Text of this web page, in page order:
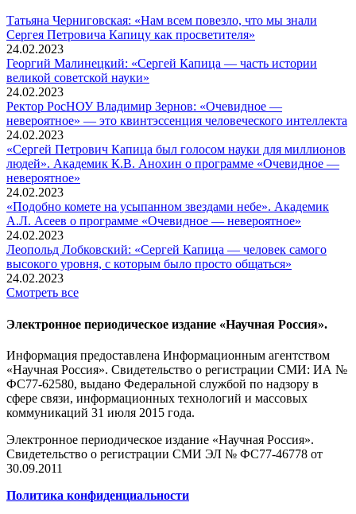
Татьяна Черниговская: «Нам всем повезло, что мы знали
Сергея Петровича Капицу как просветителя»
24.02.2023
Георгий Малинецкий: «Сергей Капица — часть истории
великой советской науки»
24.02.2023
Ректор РосНОУ Владимир Зернов: «Очевидное —
невероятное» — это квинтэссенция человеческого интеллекта
24.02.2023
«Сергей Петрович Капица был голосом науки для миллионов
людей». Академик К.В. Анохин о программе «Очевидное —
невероятное»
24.02.2023
«Подобно комете на усыпанном звездами небе». Академик
А.Л. Асеев о программе «Очевидное — невероятное»
24.02.2023
Леопольд Лобковский: «Сергей Капица — человек самого
высокого уровня, с которым было просто общаться»
24.02.2023
Смотреть все
Электронное периодическое издание «Научная Россия».
Информация предоставлена Информационным агентством
«Научная Россия». Свидетельство о регистрации СМИ: ИА №
ФС77-62580, выдано Федеральной службой по надзору в
сфере связи, информационных технологий и массовых
коммуникаций 31 июля 2015 года.
Электронное периодическое издание «Научная Россия».
Свидетельство о регистрации СМИ ЭЛ № ФС77-46778 от
30.09.2011
Политика конфиденциальности